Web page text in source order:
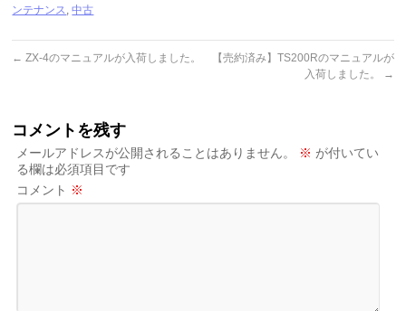
ンテナンス,中古
← ZX-4のマニュアルが入荷しました。
【売約済み】TS200Rのマニュアルが
入荷しました。
→
コメントを残す
メールアドレスが公開されることはありません。 ※ が付いてい
る欄は必須項目です
コメント ※